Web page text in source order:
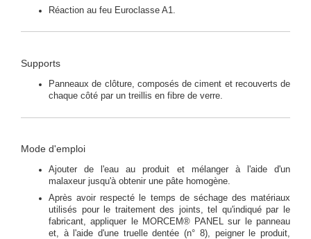
Réaction au feu Euroclasse A1.
Supports
Panneaux de clôture, composés de ciment et recouverts de
chaque côté par un treillis en fibre de verre.
Mode d'emploi
Ajouter de l'eau au produit et mélanger à l'aide d'un
malaxeur jusqu'à obtenir une pâte homogène.
Après avoir respecté le temps de séchage des matériaux
utilisés pour le traitement des joints, tel qu'indiqué par le
fabricant, appliquer le MORCEM® PANEL sur le panneau
et, à l'aide d'une truelle dentée (n° 8), peigner le produit,